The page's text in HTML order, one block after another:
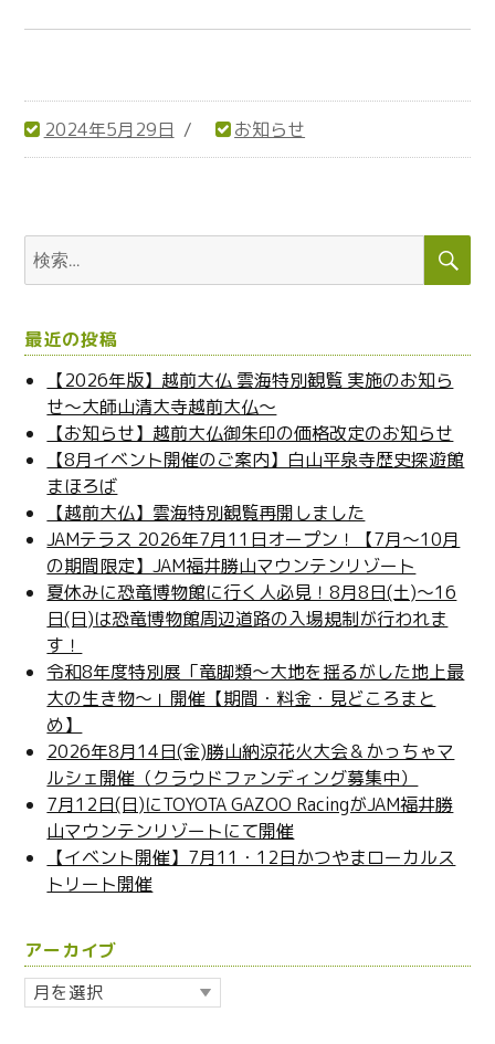
o
す
に
ク
て
だ
い
し
い
ウ
ィ
ン
ド
ウ
で
開
き
ま
す
)
o
e
n
w
r
い
ウ
で
開
き
ま
す
)
投
2024年5月29日
カ
リ
お知らせ
検
索:
検
最近の投稿
【2026年版】越前大仏 雲海特別観覧 実施のお知ら
せ～大師山清大寺越前大仏～
【お知らせ】越前大仏御朱印の価格改定のお知らせ
【8月イベント開催のご案内】白山平泉寺歴史探遊館
まほろば
【越前大仏】雲海特別観覧再開しました
JAMテラス 2026年7月11日オープン！【7月～10月
の期間限定】JAM福井勝山マウンテンリゾート
夏休みに恐竜博物館に行く人必見！8月8日(土)～16
日(日)は恐竜博物館周辺道路の入場規制が行われま
す！
令和8年度特別展「竜脚類～大地を揺るがした地上最
大の生き物～」開催【期間・料金・見どころまと
め】
2026年8月14日(金)勝山納涼花火大会＆かっちゃマ
ルシェ開催（クラウドファンディング募集中）
7月12日(日)にTOYOTA GAZOO RacingがJAM福井勝
山マウンテンリゾートにて開催
【イベント開催】7月11・12日かつやまローカルス
トリート開催
アーカイブ
ア